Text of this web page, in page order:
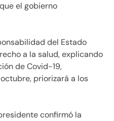
el gobierno
del Estado
a la salud, explicando
de Covid-19,
priorizará a los
confirmó la